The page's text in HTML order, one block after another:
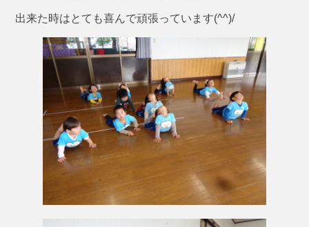
出来た時はとても喜んで頑張っています(^^)/